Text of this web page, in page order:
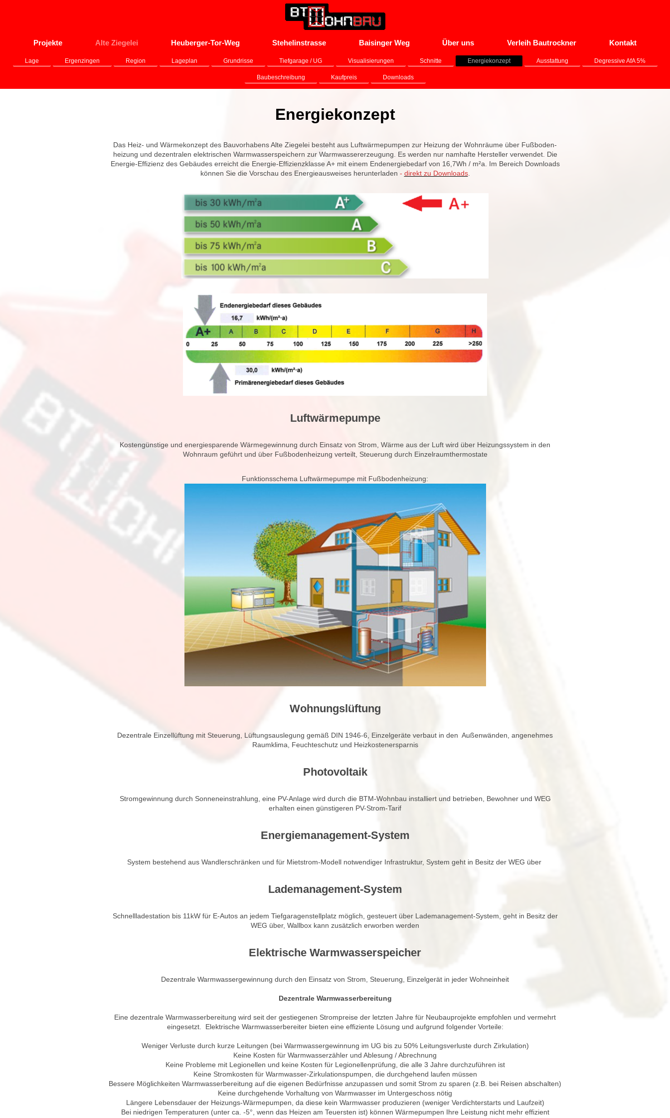
Projekte Alte Ziegelei Heuberger-Tor-Weg Stehelinstrasse Baisinger Weg Über uns Verleih Bautrockner Kontakt
Lage Ergenzingen Region Lageplan Grundrisse Tiefgarage / UG Visualisierungen Schnitte Energiekonzept Ausstattung Degressive AfA 5%
Baubeschreibung Kaufpreis Downloads
Energiekonzept
Das Heiz- und Wärmekonzept des Bauvorhabens Alte Ziegelei besteht aus Luftwärmepumpen zur Heizung der Wohnräume über Fußboden-
heizung und dezentralen elektrischen Warmwasserspeichern zur Warmwassererzeugung. Es werden nur namhafte Hersteller verwendet. Die
Energie-Effizienz des Gebäudes erreicht die Energie-Effizienzklasse A+ mit einem Endenergiebedarf von 16,7Wh / m²a. Im Bereich Downloads
können Sie die Vorschau des Energieausweises herunterladen - direkt zu Downloads.
Luftwärmepumpe
Kostengünstige und energiesparende Wärmegewinnung durch Einsatz von Strom, Wärme aus der Luft wird über Heizungssystem in den
Wohnraum geführt und über Fußbodenheizung verteilt, Steuerung durch Einzelraumthermostate
Funktionsschema Luftwärmepumpe mit Fußbodenheizung:
Wohnungslüftung
Dezentrale Einzellüftung mit Steuerung, Lüftungsauslegung gemäß DIN 1946-6, Einzelgeräte verbaut in den Außenwänden, angenehmes
Raumklima, Feuchteschutz und Heizkostenersparnis
Photovoltaik
Stromgewinnung durch Sonneneinstrahlung, eine PV-Anlage wird durch die BTM-Wohnbau installiert und betrieben, Bewohner und WEG
erhalten einen günstigeren PV-Strom-Tarif
Energiemanagement-System
System bestehend aus Wandlerschränken und für Mietstrom-Modell notwendiger Infrastruktur, System geht in Besitz der WEG über
Lademanagement-System
Schnellladestation bis 11kW für E-Autos an jedem Tiefgaragenstellplatz möglich, gesteuert über Lademanagement-System, geht in Besitz der
WEG über, Wallbox kann zusätzlich erworben werden
Elektrische Warmwasserspeicher
Dezentrale Warmwassergewinnung durch den Einsatz von Strom, Steuerung, Einzelgerät in jeder Wohneinheit
Dezentrale Warmwasserbereitung
Eine dezentrale Warmwasserbereitung wird seit der gestiegenen Strompreise der letzten Jahre für Neubauprojekte empfohlen und vermehrt
eingesetzt. Elektrische Warmwasserbereiter bieten eine effiziente Lösung und aufgrund folgender Vorteile:
Weniger Verluste durch kurze Leitungen (bei Warmwassergewinnung im UG bis zu 50% Leitungsverluste durch Zirkulation)
Keine Kosten für Warmwasserzähler und Ablesung / Abrechnung
Keine Probleme mit Legionellen und keine Kosten für Legionellenprüfung, die alle 3 Jahre durchzuführen ist
Keine Stromkosten für Warmwasser-Zirkulationspumpen, die durchgehend laufen müssen
Bessere Möglichkeiten Warmwasserbereitung auf die eigenen Bedürfnisse anzupassen und somit Strom zu sparen (z.B. bei Reisen abschalten)
Keine durchgehende Vorhaltung von Warmwasser im Untergeschoss nötig
Längere Lebensdauer der Heizungs-Wärmepumpen, da diese kein Warmwasser produzieren (weniger Verdichterstarts und Laufzeit)
Bei niedrigen Temperaturen (unter ca. -5°, wenn das Heizen am Teuersten ist) können Wärmepumpen Ihre Leistung nicht mehr effizient